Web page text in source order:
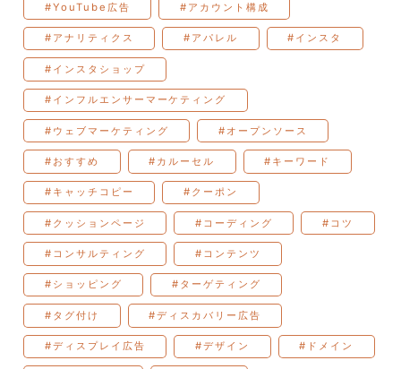
#YouTube広告 #アカウント構成
#アナリティクス #アパレル #インスタ
#インスタショップ
#インフルエンサーマーケティング
#ウェブマーケティング #オープンソース
#おすすめ #カルーセル #キーワード
#キャッチコピー #クーポン
#クッションページ #コーディング #コツ
#コンサルティング #コンテンツ
#ショッピング #ターゲティング
#タグ付け #ディスカバリー広告
#ディスプレイ広告 #デザイン #ドメイン